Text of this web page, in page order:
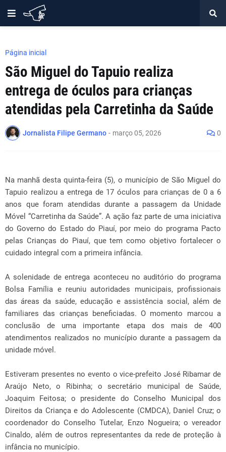
Página inicial
São Miguel do Tapuio realiza
entrega de óculos para crianças
atendidas pela Carretinha da Saúde
Jornalista Filipe Germano - março 05, 2026 0
Na manhã desta quinta-feira (5), o município de São Miguel do
Tapuio realizou a entrega de 17 óculos para crianças de 0 a 6
anos que foram atendidas durante a passagem da Unidade
Móvel “Carretinha da Saúde”. A ação faz parte de uma iniciativa
do Governo do Estado do Piauí, por meio do programa Pacto
pelas Crianças do Piauí, que tem como objetivo fortalecer o
cuidado integral com a primeira infância.
A solenidade de entrega aconteceu no auditório do programa
Bolsa Família e reuniu autoridades municipais, profissionais
das áreas da saúde, educação e assistência social, além de
familiares das crianças beneficiadas. O momento marcou a
conclusão de uma importante etapa dos mais de 400
atendimentos realizados no município durante a passagem da
unidade móvel.
Estiveram presentes no evento o vice-prefeito José Ribamar de
Araújo Neto, o Ribinha; o secretário municipal de Saúde,
Joaquim Feitosa; o presidente do Conselho Municipal dos
Direitos da Criança e do Adolescente (CMDCA), Daniel Cruz; o
coordenador do Conselho Tutelar, Enzo Nogueira; o vereador
Cinaldo, além de outros representantes da rede de proteção à
infância no município.